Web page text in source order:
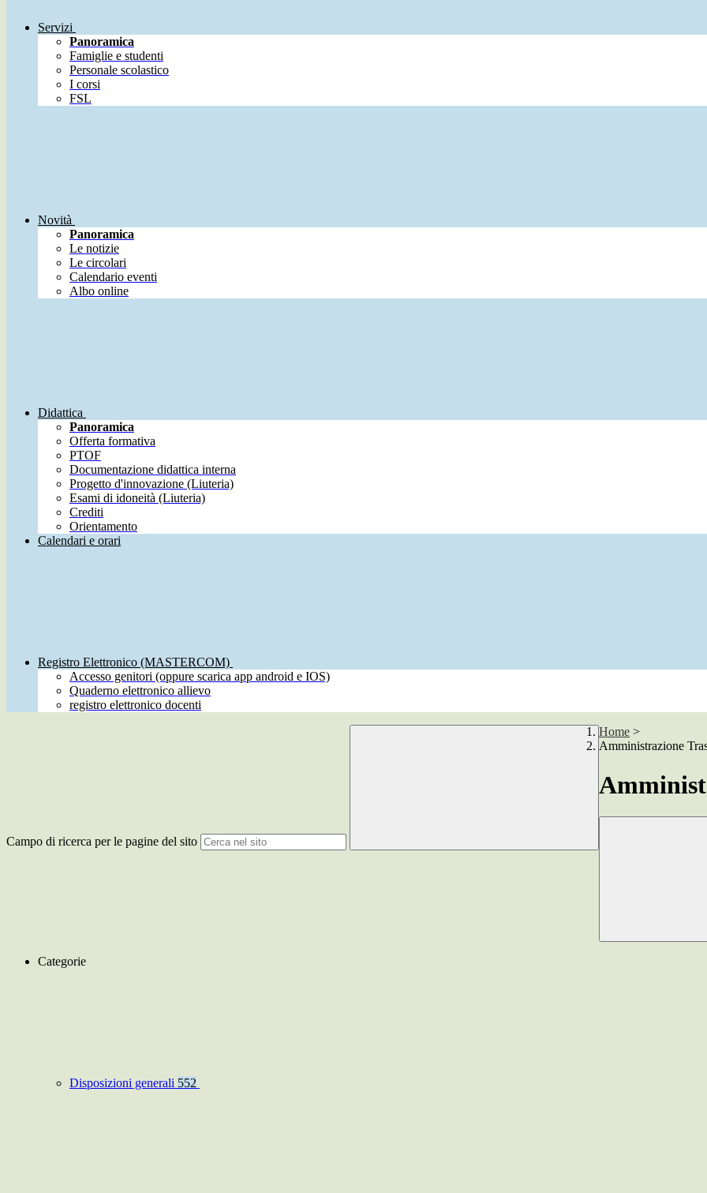
Servizi
Panoramica
Famiglie e studenti
Personale scolastico
I corsi
FSL
Novità
Panoramica
Le notizie
Le circolari
Calendario eventi
Albo online
Didattica
Panoramica
Offerta formativa
PTOF
Documentazione didattica interna
Progetto d'innovazione (Liuteria)
Esami di idoneità (Liuteria)
Crediti
Orientamento
Calendari e orari
Registro Elettronico (MASTERCOM)
Accesso genitori (oppure scarica app android e IOS)
Quaderno elettronico allievo
registro elettronico docenti
Campo di ricerca per le pagine del sito
Home >
Amministrazione
Categorie
Disposizioni generali 552